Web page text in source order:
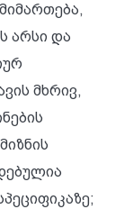
არსი და
მხრივ,